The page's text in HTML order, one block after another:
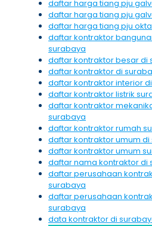
daftar harga tiang pju
daftar harga tiang pju
daftar harga tiang pju
daftar kontraktor
surabaya
daftar kontraktor besar di
daftar kontraktor di
daftar kontraktor interior
daftar kontraktor listrik
daftar kontraktor
surabaya
daftar kontraktor rumah
daftar kontraktor umum
daftar kontraktor umum
daftar nama kontraktor di
daftar perusahaan
surabaya
daftar perusahaan
surabaya
data kontraktor di